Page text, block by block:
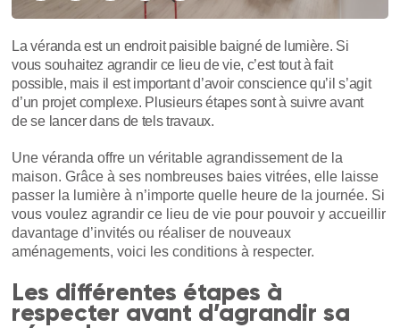
La véranda est un endroit paisible baigné de lumière. Si
vous souhaitez agrandir ce lieu de vie, c’est tout à fait
possible, mais il est important d’avoir conscience qu’il s’agit
d’un projet complexe. Plusieurs étapes sont à suivre avant
de se lancer dans de tels travaux.
Une véranda offre un véritable agrandissement de la
maison. Grâce à ses nombreuses baies vitrées, elle laisse
passer la lumière à n’importe quelle heure de la journée. Si
vous voulez agrandir ce lieu de vie pour pouvoir y accueillir
davantage d’invités ou réaliser de nouveaux
aménagements, voici les conditions à respecter.
Les différentes étapes à
respecter avant d’agrandir sa